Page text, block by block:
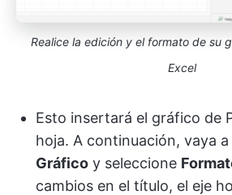
Realice la edición y el formato de su
Excel
Esto insertará el gráfico de
hoja. A continuación, vaya
Gráfico y seleccione
cambios en el título, el eje